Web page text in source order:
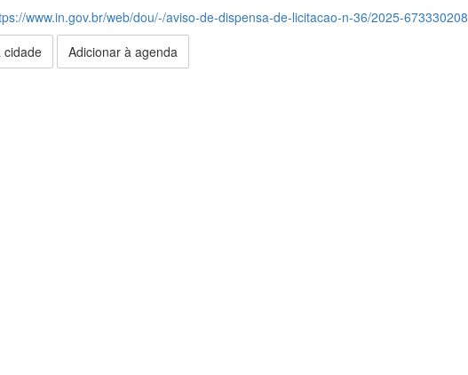
www.in.gov.br/web/dou/-/aviso-de-dispensa-de-licitacao-n-36/2025-673330208
cidade Adicionar à agenda